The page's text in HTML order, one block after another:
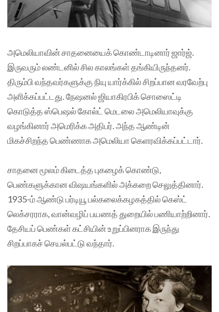
அமெலியாவின் சாதனையைக் கொண்டாடினார் ஜார்ஜ்.
இருவரும் லண்டனில் சில காலங்கள் தங்கியிருந்தனர்.
திரும்பி வந்தவர்களுக்கு நியு யார்க்கில் சிறப்பான வரவேற்பு
அளிக்கப்பட்டது. நேஷனல் ஜியாகிரபிக் சொஸைட்டி
கொடுத்த ஸ்பெஷல் கோல்ட் மெடலை அமெலியாவுக்கு
வழங்கினார் அமெரிக்க அதிபர். அந்த ஆண்டின்
மிகச்சிறந்த பெண்ணாக அமெலியா கெளரவிக்கப்பட்டார்.
சாதனை மூலம் கிடைத்த புகழைக் கொண்டு,
பெண்களுக்கான விஷயங்களில் அக்கறை செலுத்தினார்.
1935-ம் ஆண்டு பர்டியூ பல்கலைக்கழகத்தில் கெஸ்ட்
லெக்சரராக, வான்வழிப் பயணத் துறையில் பணியாற்றினார்.
தேசியப் பெண்கள் கட்சியின் உறுப்பினராக இருந்து
சிறப்பாகச் செயல்பட்டு வந்தார்.